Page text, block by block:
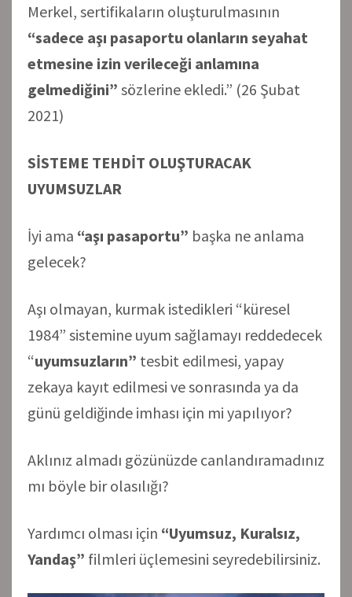
Merkel, sertifikaların oluşturulmasının
“sadece aşı pasaportu olanların seyahat
etmesine izin verileceği anlamına
gelmediğini” sözlerine ekledi.” (26 Şubat
2021)
SİSTEME TEHDİT OLUŞTURACAK
UYUMSUZLAR
İyi ama “aşı pasaportu” başka ne anlama
gelecek?
Aşı olmayan, kurmak istedikleri “küresel
1984” sistemine uyum sağlamayı reddedecek
“uyumsuzların” tesbit edilmesi, yapay
zekaya kayıt edilmesi ve sonrasında ya da
günü geldiğinde imhası için mi yapılıyor?
Aklınız almadı gözünüzde canlandıramadınız
mı böyle bir olasılığı?
Yardımcı olması için “Uyumsuz, Kuralsız,
Yandaş” filmleri üçlemesini seyredebilirsiniz.